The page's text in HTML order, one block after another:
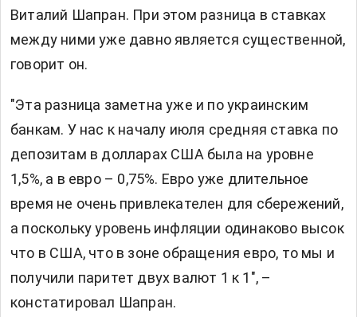
Виталий Шапран. При этом разница в ставках
между ними уже давно является существенной,
говорит он.
"Эта разница заметна уже и по украинским
банкам. У нас к началу июля средняя ставка по
депозитам в долларах США была на уровне
1,5%, а в евро – 0,75%. Евро уже длительное
время не очень привлекателен для сбережений,
а поскольку уровень инфляции одинаково высок
что в США, что в зоне обращения евро, то мы и
получили паритет двух валют 1 к 1", –
констатировал Шапран.